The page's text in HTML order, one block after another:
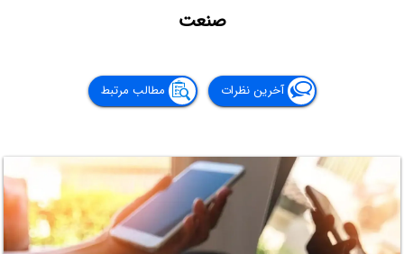
صنعت
آخرین نظرات مطالب مرتبط